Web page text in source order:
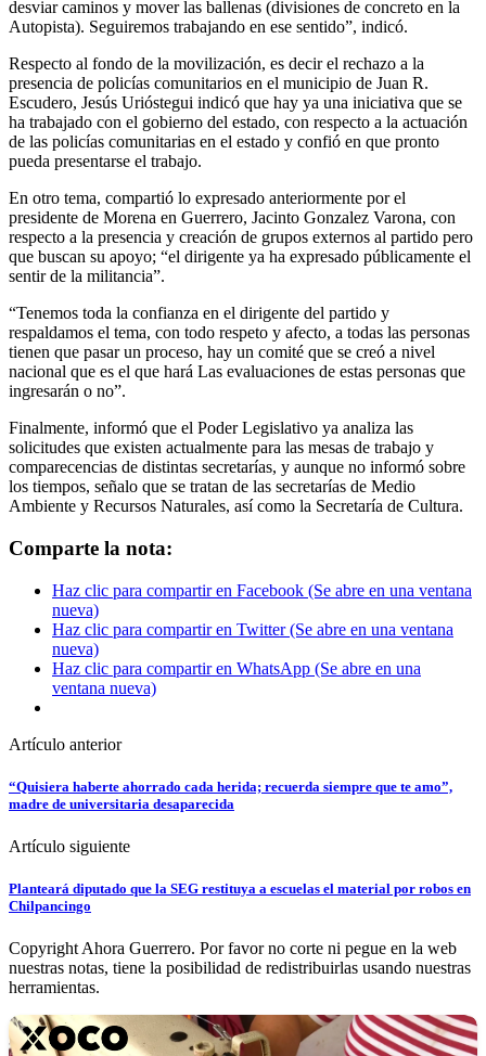
desviar caminos y mover las ballenas (divisiones de concreto en la
Autopista). Seguiremos trabajando en ese sentido”, indicó.
Respecto al fondo de la movilización, es decir el rechazo a la
presencia de policías comunitarios en el municipio de Juan R.
Escudero, Jesús Urióstegui indicó que hay ya una iniciativa que se
ha trabajado con el gobierno del estado, con respecto a la actuación
de las policías comunitarias en el estado y confió en que pronto
pueda presentarse el trabajo.
En otro tema, compartió lo expresado anteriormente por el
presidente de Morena en Guerrero, Jacinto Gonzalez Varona, con
respecto a la presencia y creación de grupos externos al partido pero
que buscan su apoyo; “el dirigente ya ha expresado públicamente el
sentir de la militancia”.
“Tenemos toda la confianza en el dirigente del partido y
respaldamos el tema, con todo respeto y afecto, a todas las personas
tienen que pasar un proceso, hay un comité que se creó a nivel
nacional que es el que hará Las evaluaciones de estas personas que
ingresarán o no”.
Finalmente, informó que el Poder Legislativo ya analiza las
solicitudes que existen actualmente para las mesas de trabajo y
comparecencias de distintas secretarías, y aunque no informó sobre
los tiempos, señalo que se tratan de las secretarías de Medio
Ambiente y Recursos Naturales, así como la Secretaría de Cultura.
Comparte la nota:
Haz clic para compartir en Facebook (Se abre en una ventana
nueva)
Haz clic para compartir en Twitter (Se abre en una ventana
nueva)
Haz clic para compartir en WhatsApp (Se abre en una
ventana nueva)
Artículo anterior
“Quisiera haberte ahorrado cada herida; recuerda siempre que te amo”,
madre de universitaria desaparecida
Artículo siguiente
Planteará diputado que la SEG restituya a escuelas el material por robos en
Chilpancingo
Copyright Ahora Guerrero. Por favor no corte ni pegue en la web
nuestras notas, tiene la posibilidad de redistribuirlas usando nuestras
herramientas.